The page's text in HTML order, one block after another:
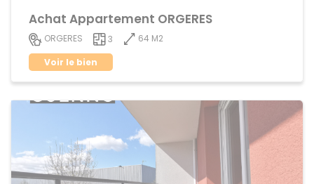
Achat Appartement ORGERES
ORGERES 3
64 M2
Voir le bien